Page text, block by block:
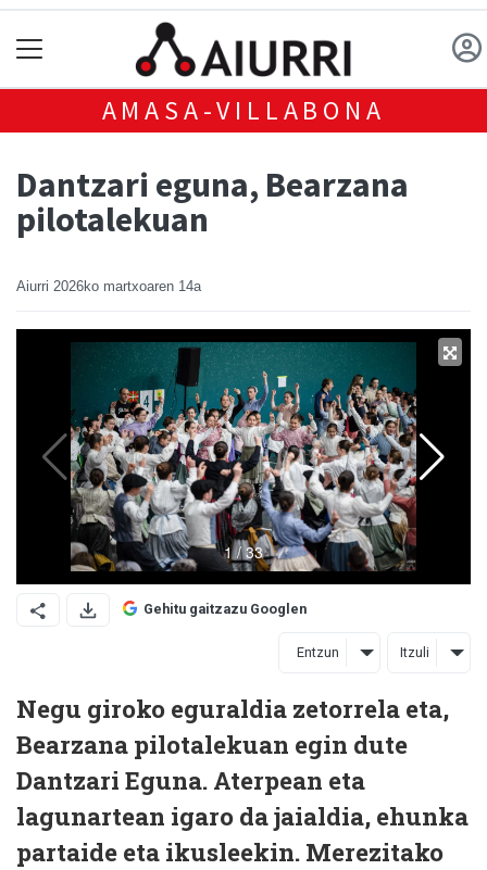
AMASA-VILLABONA
Dantzari eguna, Bearzana
pilotalekuan
Aiurri 2026ko martxoaren 14a
Gehitu gaitzazu Googlen
Entzun Itzuli
Negu giroko eguraldia zetorrela eta,
Bearzana pilotalekuan egin dute
Dantzari Eguna. Aterpean eta
lagunartean igaro da jaialdia, ehunka
partaide eta ikusleekin. Merezitako